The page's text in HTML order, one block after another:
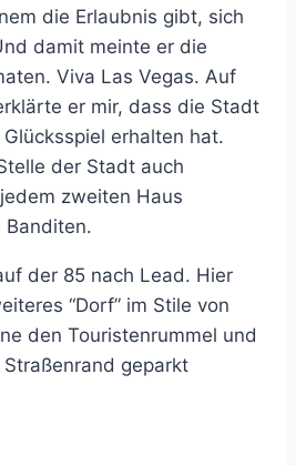
die Erlaubnis gibt, sich
damit meinte er die
Viva Las Vegas. Auf
er mir, dass die Stadt
erhalten hat.
der Stadt auch
zweiten Haus
Banditen.
der 85 nach Lead. Hier
“Dorf” im Stile von
den Touristenrummel und
geparkt